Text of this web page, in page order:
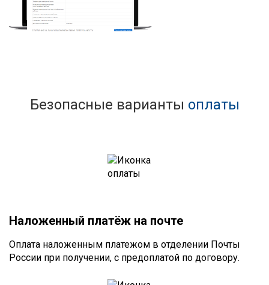
Безопасные варианты оплаты
Наложенный платёж на почте
Оплата наложенным платежом в отделении Почты
России при получении, с предоплатой по договору.